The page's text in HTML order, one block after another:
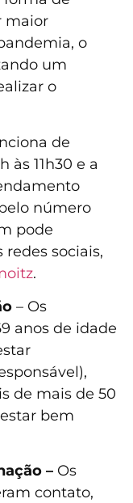
maior
o
um
o
de
às 11h30 e a
número
pode
sociais,
.
– Os
anos de idade
de mais de 50
bem
– Os
contato,